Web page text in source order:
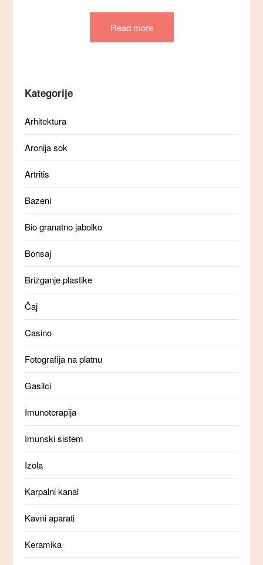
Read more
Kategorije
Arhitektura
Aronija sok
Artritis
Bazeni
Bio granatno jabolko
Bonsaj
Brizganje plastike
Čaj
Casino
Fotografija na platnu
Gasilci
Imunoterapija
Imunski sistem
Izola
Karpalni kanal
Kavni aparati
Keramika